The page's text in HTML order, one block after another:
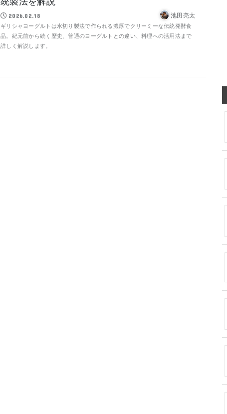
2026.02.18 池田亮太
ギリシャヨーグルトは水切り製法で作られる濃厚でクリーミーな伝統発酵食
品。紀元前から続く歴史、普通のヨーグルトとの違い、料理への活用法まで
詳しく解説します。